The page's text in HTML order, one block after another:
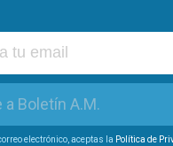
Boletín A.M.
electrónico, aceptas la Política de